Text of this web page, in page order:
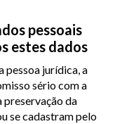
pessoais
estes dados
pessoa jurídica, a
sério com a
da
se cadastram pelo